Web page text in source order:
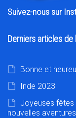
Suivez-nous sur
Derniers articles de
Bonne et
Inde 2023
Joyeuses fêtes
nouvelles